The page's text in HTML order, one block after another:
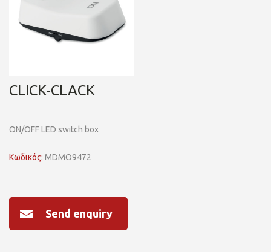
CLICK-CLACK
ON/OFF LED switch box
Κωδικός: MDMO9472
Send enquiry